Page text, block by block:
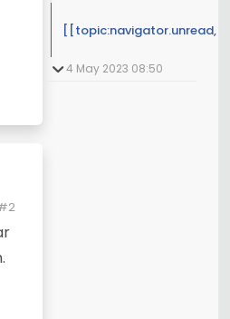
[[topic:navigator.unread, 5]]
4 May 2023 08:50